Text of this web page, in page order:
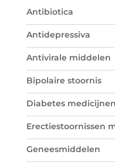
Antibiotica
Antidepressiva
Antivirale middelen
Bipolaire stoornis
Diabetes medicijnen
Erectiestoornissen
Geneesmiddelen